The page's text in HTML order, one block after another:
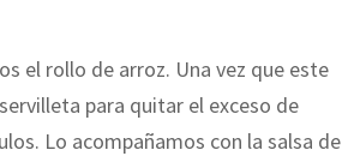
el rollo de arroz. Una vez que este
para quitar el exceso de
Lo acompañamos con la salsa de